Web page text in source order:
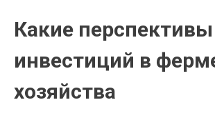
Какие
инвестиций в
хозяйства